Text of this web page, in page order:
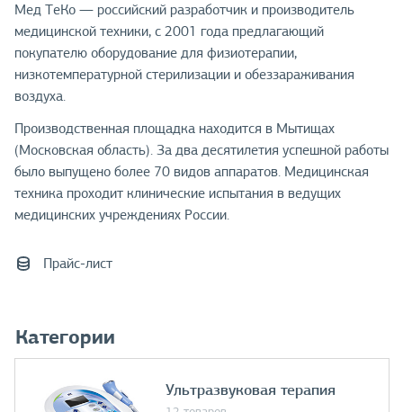
Мед ТеКо — российский разработчик и производитель
медицинской техники, с 2001 года предлагающий
покупателю оборудование для физиотерапии,
низкотемпературной стерилизации и обеззараживания
воздуха.
Производственная площадка находится в Мытищах
(Московская область). За два десятилетия успешной работы
было выпущено более 70 видов аппаратов. Медицинская
техника проходит клинические испытания в ведущих
медицинских учреждениях России.
Прайс-лист
Категории
Ультразвуковая терапия